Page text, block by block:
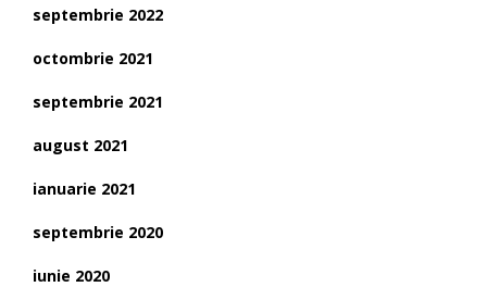
septembrie 2022
octombrie 2021
septembrie 2021
august 2021
ianuarie 2021
septembrie 2020
iunie 2020